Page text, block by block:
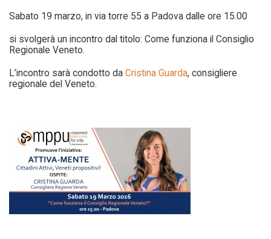
Sabato 19 marzo, in via torre 55 a Padova dalle ore 15.00
si svolgerà un incontro dal titolo: Come funziona il Consiglio
Regionale Veneto.
L’incontro sarà condotto da Cristina Guarda, consigliere
regionale del Veneto.